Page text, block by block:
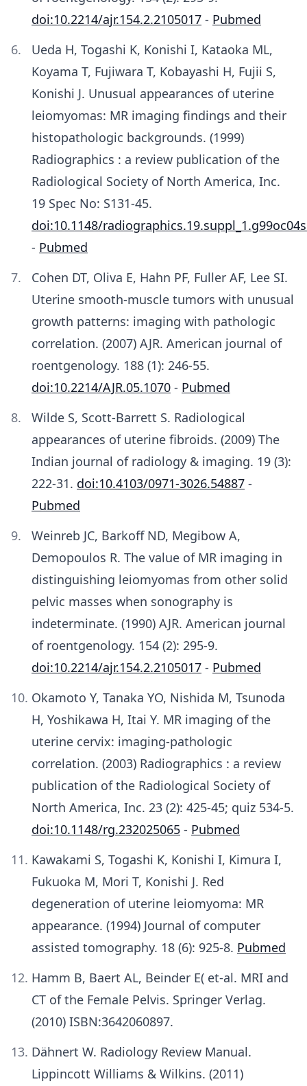
doi:10.2214/ajr.154.2.2105017 - Pubmed
Ueda H, Togashi K, Konishi I, Kataoka ML,
Koyama T, Fujiwara T, Kobayashi H, Fujii S,
Konishi J. Unusual appearances of uterine
leiomyomas: MR imaging findings and their
histopathologic backgrounds. (1999)
Radiographics : a review publication of the
Radiological Society of North America, Inc.
19 Spec No: S131-45.
doi:10.1148/
- Pubmed
Cohen DT, Oliva E, Hahn PF, Fuller AF, Lee SI.
Uterine smooth-muscle tumors with unusual
growth patterns: imaging with pathologic
correlation. (2007) AJR. American journal of
roentgenology. 188 (1): 246-55.
doi:10.2214/AJR.05.1070 - Pubmed
Wilde S, Scott-Barrett S. Radiological
appearances of uterine fibroids. (2009) The
Indian journal of radiology & imaging. 19 (3):
222-31. doi:10.4103/0971-3026.54887 -
Pubmed
Weinreb JC, Barkoff ND, Megibow A,
Demopoulos R. The value of MR imaging in
distinguishing leiomyomas from other solid
pelvic masses when sonography is
indeterminate. (1990) AJR. American journal
of roentgenology. 154 (2): 295-9.
doi:10.2214/ajr.154.2.2105017 - Pubmed
Okamoto Y, Tanaka YO, Nishida M, Tsunoda
H, Yoshikawa H, Itai Y. MR imaging of the
uterine cervix: imaging-pathologic
correlation. (2003) Radiographics : a review
publication of the Radiological Society of
North America, Inc. 23 (2): 425-45; quiz 534-5.
doi:10.1148/rg.232025065 - Pubmed
Kawakami S, Togashi K, Konishi I, Kimura I,
Fukuoka M, Mori T, Konishi J. Red
degeneration of uterine leiomyoma: MR
appearance. (1994) Journal of computer
assisted tomography. 18 (6): 925-8. Pubmed
Hamm B, Baert AL, Beinder E( et-al. MRI and
CT of the Female Pelvis. Springer Verlag.
(2010) ISBN:3642060897.
Dähnert W. Radiology Review Manual.
Lippincott Williams & Wilkins. (2011)